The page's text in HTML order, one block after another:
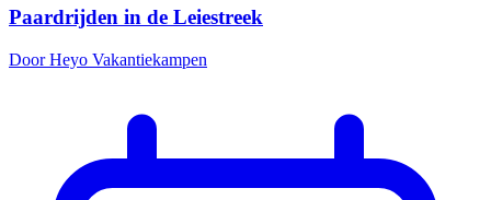
Paardrijden in de Leiestreek
Door Heyo Vakantiekampen